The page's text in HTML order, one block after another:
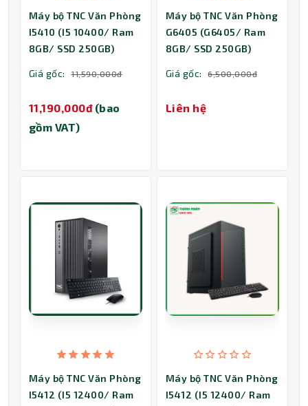
Máy bộ TNC Văn Phòng
I5410 (I5 10400/ Ram
8GB/ SSD 250GB)
Giá gốc: 11,590,000đ
11,190,000đ (bao
gồm VAT)
Máy bộ TNC Văn Phòng
G6405 (G6405/ Ram
8GB/ SSD 250GB)
Giá gốc: 6,500,000đ
Liên hệ
Máy bộ TNC Văn Phòng
I5412 (I5 12400/ Ram
Máy bộ TNC Văn Phòng
I5412 (I5 12400/ Ram